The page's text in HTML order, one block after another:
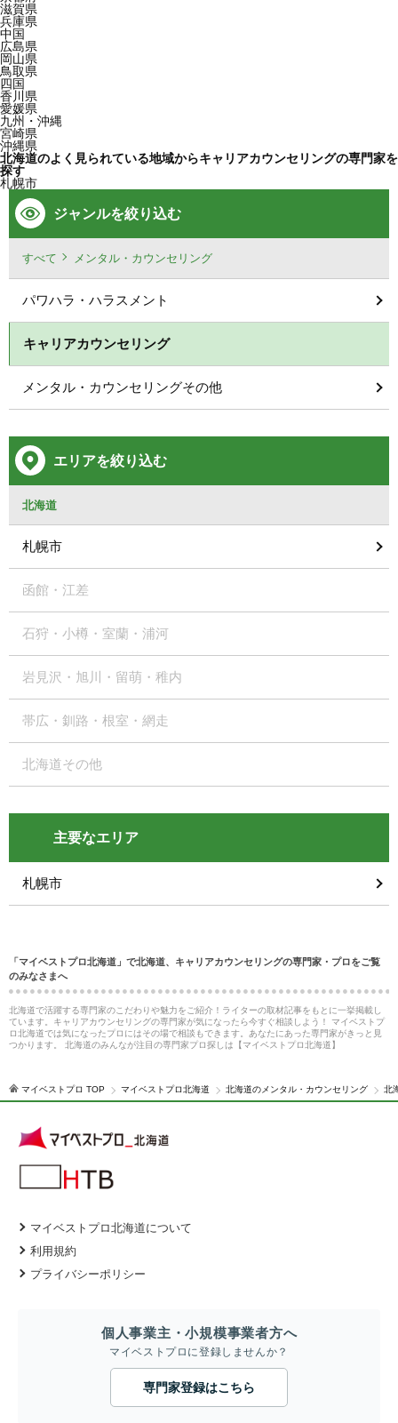
滋賀県
兵庫県
中国
広島県
岡山県
鳥取県
四国
香川県
愛媛県
九州・沖縄
宮崎県
沖縄県
北海道のよく見られている地域からキャリアカウンセリングの専門家を
探す
札幌市
ジャンルを絞り込む
すべて メンタル・カウンセリング
パワハラ・ハラスメント
キャリアカウンセリング
メンタル・カウンセリングその他
エリアを絞り込む
北海道
札幌市
函館・江差
石狩・小樽・室蘭・浦河
岩見沢・旭川・留萌・稚内
帯広・釧路・根室・網走
北海道その他
主要なエリア
札幌市
「マイベストプロ北海道」で北海道、キャリアカウンセリングの専門家・プロをご覧
のみなさまへ
北海道で活躍する専門家のこだわりや魅力をご紹介！ライターの取材記事をもとに一挙掲載し
ています。キャリアカウンセリングの専門家が気になったら今すぐ相談しよう！ マイベストプ
ロ北海道では気になったプロにはその場で相談もできます。あなたにあった専門家がきっと見
つかります。 北海道のみんなが注目の専門家プロ探しは【マイベストプロ北海道】
マイベストプロ TOP マイベストプロ北海道 北海道のメンタル・カウンセリング 北
マイベストプロ北海道について
利用規約
プライバシーポリシー
個人事業主・小規模事業者方へ
マイベストプロに登録しませんか？
専門家登録はこちら